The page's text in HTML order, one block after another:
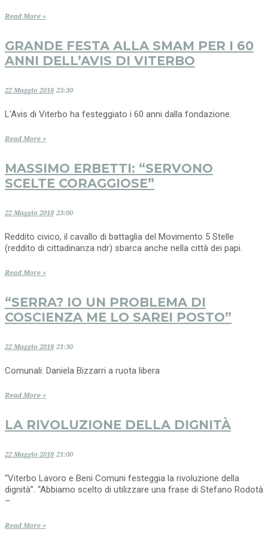
Read More »
GRANDE FESTA ALLA SMAM PER I 60
ANNI DELL’AVIS DI VITERBO
22 Maggio 2018 23:30
L'Avis di Viterbo ha festeggiato i 60 anni dalla fondazione.
Read More »
MASSIMO ERBETTI: “SERVONO
SCELTE CORAGGIOSE”
22 Maggio 2018 23:00
Reddito civico, il cavallo di battaglia del Movimento 5 Stelle
(reddito di cittadinanza ndr) sbarca anche nella città dei papi.
Read More »
“SERRA? IO UN PROBLEMA DI
COSCIENZA ME LO SAREI POSTO”
22 Maggio 2018 21:30
Comunali: Daniela Bizzarri a ruota libera
Read More »
LA RIVOLUZIONE DELLA DIGNITÀ
22 Maggio 2018 21:00
“Viterbo Lavoro e Beni Comuni festeggia la rivoluzione della
dignità”. “Abbiamo scelto di utilizzare una frase di Stefano Rodotà
–
Read More »